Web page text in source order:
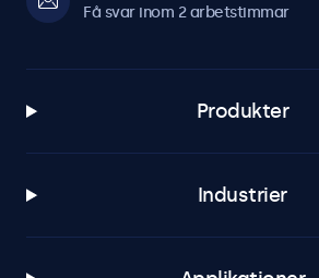
Få svar inom 2 arbetstimmar
Produkter
Industrier